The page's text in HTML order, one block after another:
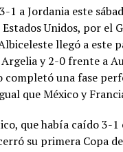
1 a Jordania este
Unidos, por el
llegó a este
y 2-0 frente a
completó una fase
que México y
que había caído 3-
su primera Copa